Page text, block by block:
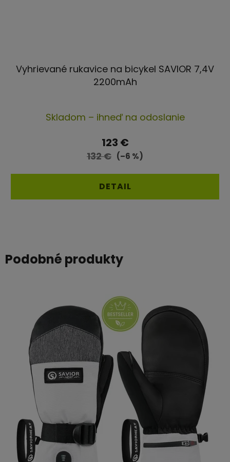
Vyhrievané rukavice na bicykel SAVIOR 7,4V
2200mAh
hodnotenie
produktu
je
z
5
Skladom – ihneď na odoslanie
123 €
132 € (–6 %)
DETAIL
Podobné produkty